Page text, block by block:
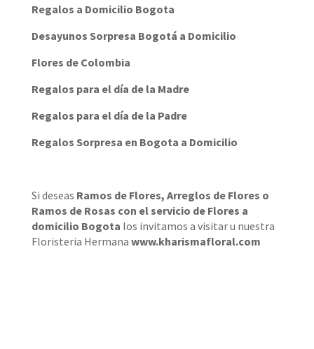
Regalos a Domicilio Bogota
Desayunos Sorpresa Bogotá a Domicilio
Flores de Colombia
Regalos para el día de la Madre
Regalos para el día de la Padre
Regalos Sorpresa en Bogota a Domicilio
Si deseas Ramos de Flores, Arreglos de Flores o
Ramos de Rosas con el servicio de Flores a
domicilio Bogota los invitamos a visitar u nuestra
Floristeria Hermana www.kharismafloral.com